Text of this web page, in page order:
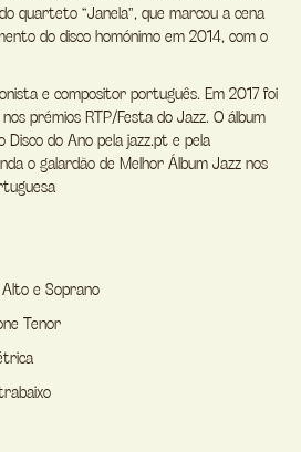
quarteto “Janela”, que marcou a cena
do disco homónimo em 2014, com o
e compositor português. Em 2017 foi
prémios RTP/Festa do Jazz. O álbum
Disco do Ano pela jazz.pt e pela
o galardão de Melhor Álbum Jazz nos
e Soprano
Tenor